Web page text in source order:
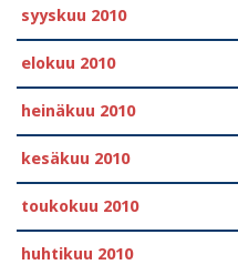
syyskuu 2010
elokuu 2010
heinäkuu 2010
kesäkuu 2010
toukokuu 2010
huhtikuu 2010